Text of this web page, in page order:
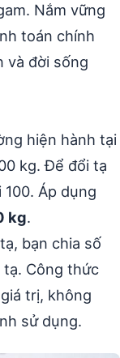
Nắm vững
toán chính
và đời sống
hiện hành tại
kg. Để đổi tạ
Áp dụng
kg.
bạn chia số
tạ. Công thức
trị, không
sử dụng.